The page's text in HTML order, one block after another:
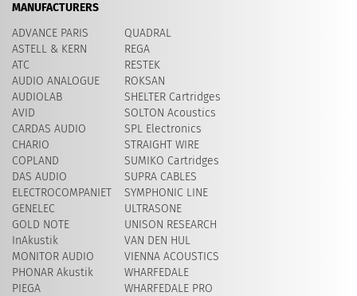
MANUFACTURERS
ADVANCE PARIS
ASTELL & KERN
ATC
AUDIO ANALOGUE
AUDIOLAB
AVID
CARDAS AUDIO
CHARIO
COPLAND
DAS AUDIO
ELECTROCOMPANIET
GENELEC
GOLD NOTE
InAkustik
MONITOR AUDIO
PHONAR Akustik
PIEGA
QUADRAL
REGA
RESTEK
ROKSAN
SHELTER Cartridges
​SOLTON Acoustics
SPL Electronics
STRAIGHT WIRE
SUMIKO Cartridges
SUPRA CABLES
SYMPHONIC LINE
ULTRASONE
UNISON RESEARCH
VAN DEN HUL
VIENNA ACOUSTICS
WHARFEDALE
WHARFEDALE PRO